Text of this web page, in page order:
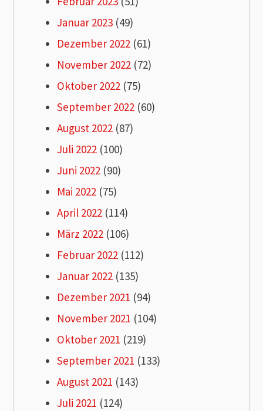
Januar 2023 (49)
Dezember 2022 (61)
November 2022 (72)
Oktober 2022 (75)
September 2022 (60)
August 2022 (87)
Juli 2022 (100)
Juni 2022 (90)
Mai 2022 (75)
April 2022 (114)
März 2022 (106)
Februar 2022 (112)
Januar 2022 (135)
Dezember 2021 (94)
November 2021 (104)
Oktober 2021 (219)
September 2021 (133)
August 2021 (143)
Juli 2021 (124)